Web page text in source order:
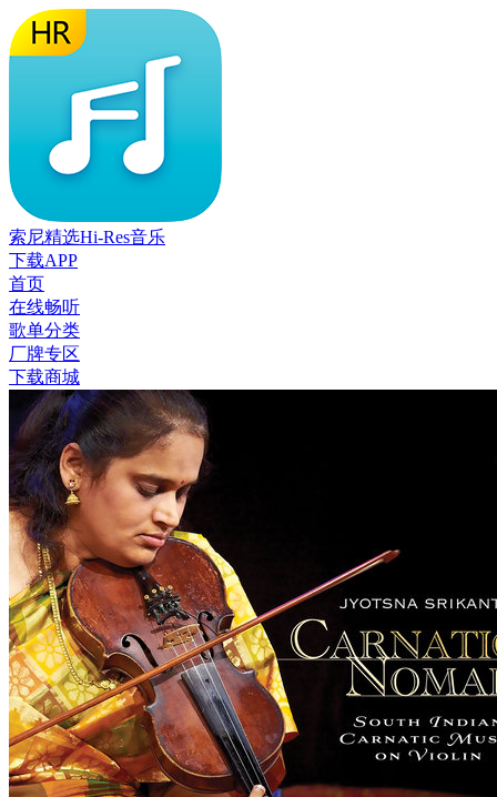
索尼精选Hi-Res音乐
下载APP
首页
在线畅听
歌单分类
厂牌专区
下载商城